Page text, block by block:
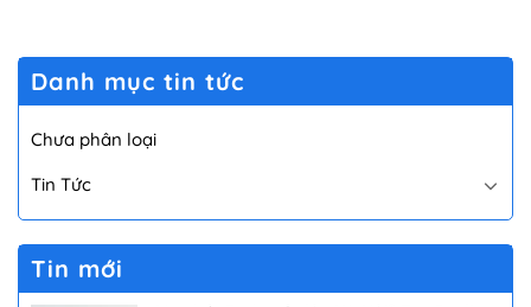
Danh mục tin tức
Chưa phân loại
Tin Tức
Tin mới